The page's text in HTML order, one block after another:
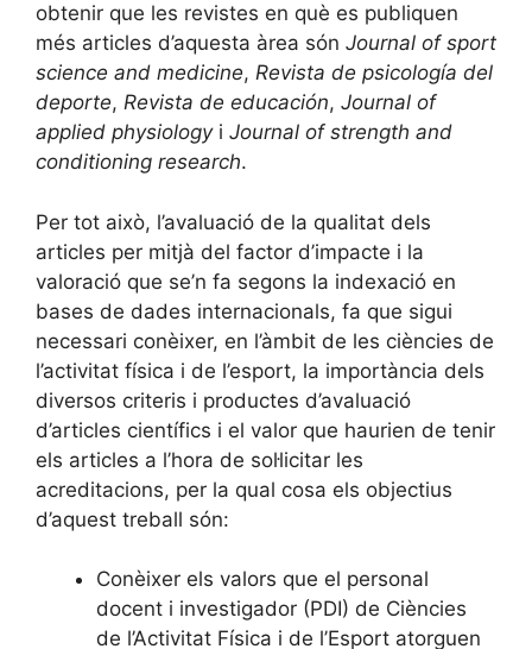
obtenir que les revistes en què es publiquen
més articles d’aquesta àrea són Journal of sport
science and medicine, Revista de psicología del
deporte, Revista de educación, Journal of
applied physiologyi Journal of strength and
conditioning research.
Per tot això, l’avaluació de la qualitat dels
articles per mitjà del factor d’impacte i la
valoració que se’n fa segons la indexació en
bases de dades internacionals, fa que sigui
necessari conèixer, en l’àmbit de les ciències de
l’activitat física i de l’esport, la importància dels
diversos criteris i productes d’avaluació
d’articles científics i el valor que haurien de tenir
els articles a l’hora de sol·licitar les
acreditacions, per la qual cosa els objectius
d’aquest treball són:
Conèixer els valors que el personal
docent i investigador (PDI) de Ciències
de l’Activitat Física i de l’Esport atorguen